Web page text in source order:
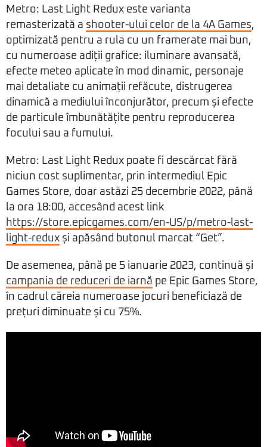
Metro: Last Light Redux este varianta
remasterizată a shooter-ului celor de la 4A Games,
optimizată pentru a rula cu un framerate mai bun,
cu numeroase adiții grafice: iluminare avansată,
efecte meteo aplicate în mod dinamic, personaje
mai detaliate cu animații refăcute, distrugerea
dinamică a mediului înconjurător, precum și efecte
de particule îmbunătățite pentru reproducerea
focului sau a fumului.
Metro: Last Light Redux poate fi descărcat fără
niciun cost suplimentar, prin intermediul Epic
Games Store, doar astăzi 25 decembrie 2022, până
la ora 18:00, accesând acest link
https://store.epicgames.com/en-US/p/metro-last-
light-redux și apăsând butonul marcat “Get”.
De asemenea, până pe 5 ianuarie 2023, continuă și
campania de reduceri de iarnă pe Epic Games Store,
în cadrul căreia numeroase jocuri beneficiază de
prețuri diminuate și cu 75%.